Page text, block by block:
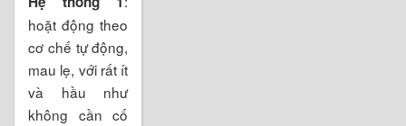
hoặt động theo
cơ chế tự động,
mau lẹ, với rất ít
và hầu như
không cần cố